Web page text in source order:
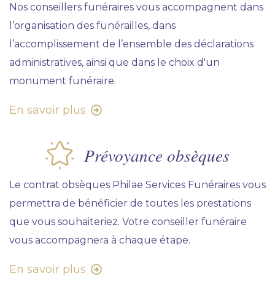
Nos conseillers funéraires vous accompagnent dans
l’organisation des funérailles, dans
l’accomplissement de l’ensemble des déclarations
administratives, ainsi que dans le choix d'un
monument funéraire.
En savoir plus
Prévoyance obsèques
Le contrat obsèques Philae Services Funéraires vous
permettra de bénéficier de toutes les prestations
que vous souhaiteriez. Votre conseiller funéraire
vous accompagnera à chaque étape.
En savoir plus